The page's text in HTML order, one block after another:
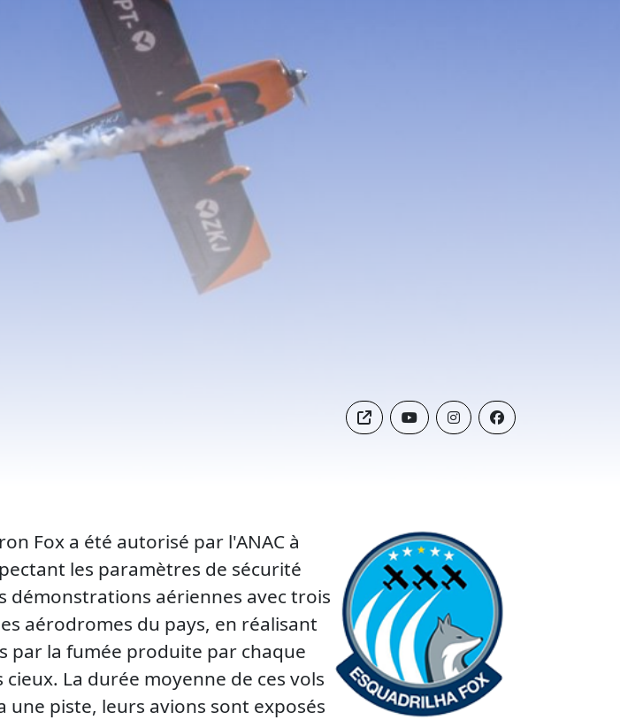
Fox a été autorisé par l'ANAC à
les paramètres de sécurité
démonstrations aériennes avec trois
aérodromes du pays, en réalisant
par la fumée produite par chaque
La durée moyenne de ces vols
piste, leurs avions sont exposés